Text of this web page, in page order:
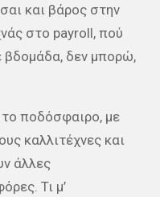
και βάρος στην
στο payroll, πού
βδομάδα, δεν μπορώ,
ποδόσφαιρο, με
καλλιτέχνες και
άλλες
Τι μ’